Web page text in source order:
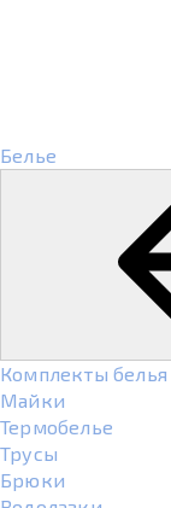
Белье
Комплекты белья
Майки
Термобелье
Трусы
Брюки